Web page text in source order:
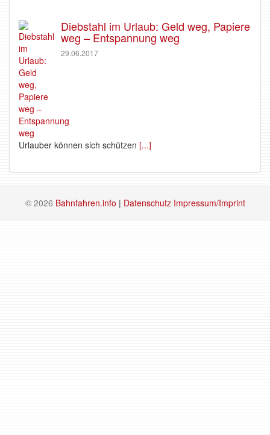
Diebstahl im Urlaub: Geld weg, Papiere
weg – Entspannung weg
29.06.2017
Urlauber können sich schützen [...]
© 2026 Bahnfahren.info | Datenschutz Impressum/Imprint